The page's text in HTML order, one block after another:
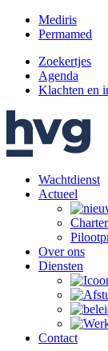
Mediris
Permamed
Zoekertjes
Agenda
Klachten en
Wachtdienst
Actueel
Over ons
Diensten
Contact